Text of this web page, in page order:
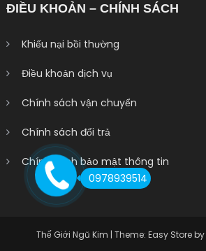
ĐIỀU KHOẢN – CHÍNH SÁCH
Khiếu nại bồi thường
Điều khoản dịch vụ
Chính sách vận chuyển
Chính sách đổi trả
Chính sách bảo mật thông tin
Thế Giới Ngũ Kim | Theme: Easy Store by
0978939514